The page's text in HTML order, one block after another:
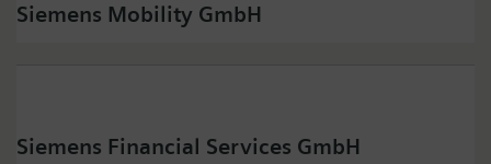
Siemens Mobility GmbH
Siemens Financial Services GmbH